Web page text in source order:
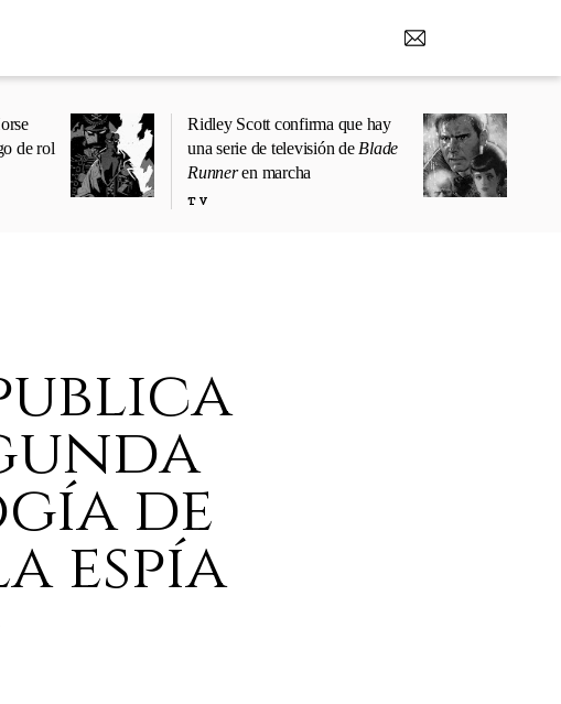
de rol
Ridley Scott confirma que hay
una serie de televisión de Blade
Runneren marcha
TV
de
espía